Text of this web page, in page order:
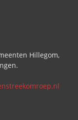
Hillegom,